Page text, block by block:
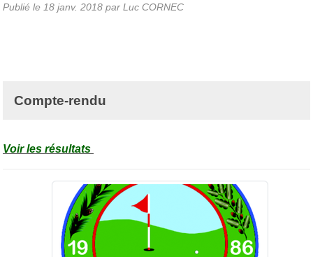
Publié le 18 janv. 2018 par Luc CORNEC
Compte-rendu
Voir les résultats